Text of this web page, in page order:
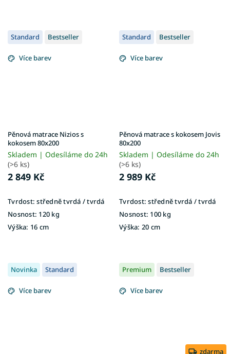
Standard Bestseller
Více barev
Pěnová matrace Nizios s
kokosem 80x200
Skladem | Odesíláme do 24h
(>6 ks)
2 849 Kč
Tvrdost: středně tvrdá / tvrdá
Nosnost: 120 kg
Výška: 16 cm
Standard Bestseller
Více barev
Pěnová matrace s kokosem Jovis
80x200
Skladem | Odesíláme do 24h
(>6 ks)
2 989 Kč
Tvrdost: středně tvrdá / tvrdá
Nosnost: 100 kg
Výška: 20 cm
Novinka Standard
Více barev
Premium Bestseller
Více barev
zdarma